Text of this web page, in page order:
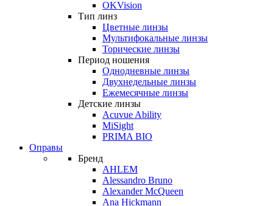
OKVision
Тип линз
Цветные линзы
Мультифокальные линзы
Торические линзы
Период ношения
Однодневные линзы
Двухнедельные линзы
Ежемесячные линзы
Детские линзы
Acuvue Ability
MiSight
PRIMA BIO
Оправы
Бренд
AHLEM
Alessandro Bruno
Alexander McQueen
Ana Hickmann